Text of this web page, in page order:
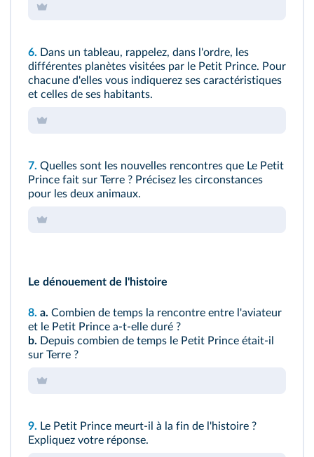
6. Dans un tableau, rappelez, dans l'ordre, les
différentes planètes visitées par le Petit Prince. Pour
chacune d'elles vous indiquerez ses caractéristiques
et celles de ses habitants.
7. Quelles sont les nouvelles rencontres que Le Petit
Prince fait sur Terre ? Précisez les circonstances
pour les deux animaux.
Le dénouement de l'histoire
8. a. Combien de temps la rencontre entre l'aviateur
et le Petit Prince a-t-elle duré ?
b. Depuis combien de temps le Petit Prince était-il
sur Terre ?
9. Le Petit Prince meurt-il à la fin de l'histoire ?
Expliquez votre réponse.